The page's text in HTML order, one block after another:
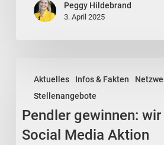
digitalen
Peggy Hildebrand
3. April 2025
Aktuelles Infos & Fakten
Stellenangebote
gewinnen:
starten
eine
Pendler gewinnen:
Social Media Aktion